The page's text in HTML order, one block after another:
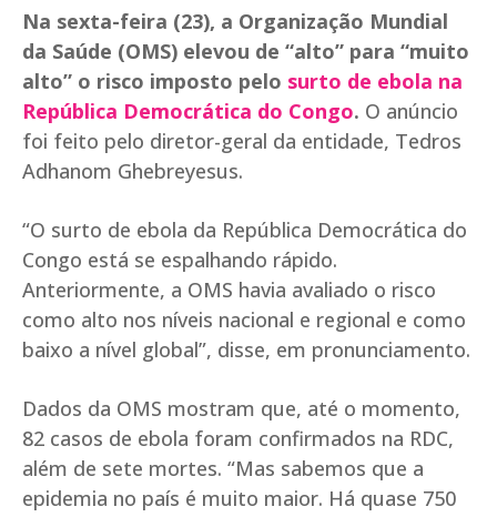
Na sexta-feira (23), a Organização Mundial
da Saúde (OMS) elevou de “alto” para “muito
alto” o risco imposto pelo surto de ebola na
República Democrática do Congo. O anúncio
foi feito pelo diretor-geral da entidade, Tedros
Adhanom Ghebreyesus.
“O surto de ebola da República Democrática do
Congo está se espalhando rápido.
Anteriormente, a OMS havia avaliado o risco
como alto nos níveis nacional e regional e como
baixo a nível global”, disse, em pronunciamento.
Dados da OMS mostram que, até o momento,
82 casos de ebola foram confirmados na RDC,
além de sete mortes. “Mas sabemos que a
epidemia no país é muito maior. Há quase 750